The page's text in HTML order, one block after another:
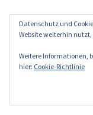
///
8. Juli 2014
Datenschutz und
Website weiterhin
Weitere Informationen,
hier: Cookie-Richtlinie